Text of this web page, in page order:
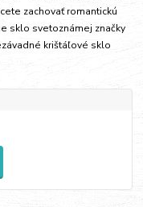
zachovať romantickú
sklo svetoznámej značky
krištáľové sklo